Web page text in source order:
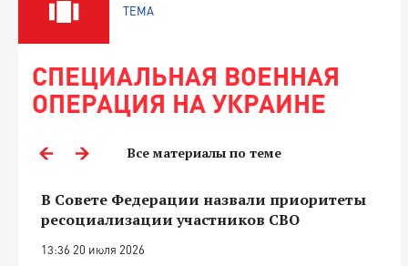
ТЕМА
СПЕЦИАЛЬНАЯ ВОЕННАЯ
ОПЕРАЦИЯ НА УКРАИНЕ
Все материалы по теме
В Совете Федерации назвали приоритеты
ресоциализации участников СВО
13:36 20 июля 2026